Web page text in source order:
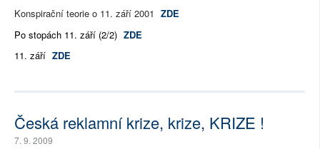
Konspirační teorie o 11. září 2001 ZDE
Po stopách 11. září (2/2) ZDE
11. září ZDE
Česká reklamní krize, krize, KRIZE !
7. 9. 2009